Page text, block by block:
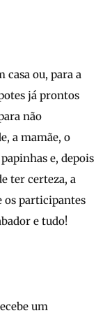
casa ou, para a
já prontos
não
a mamãe, o
e, depois
ter certeza, a
os participantes
e tudo!
um